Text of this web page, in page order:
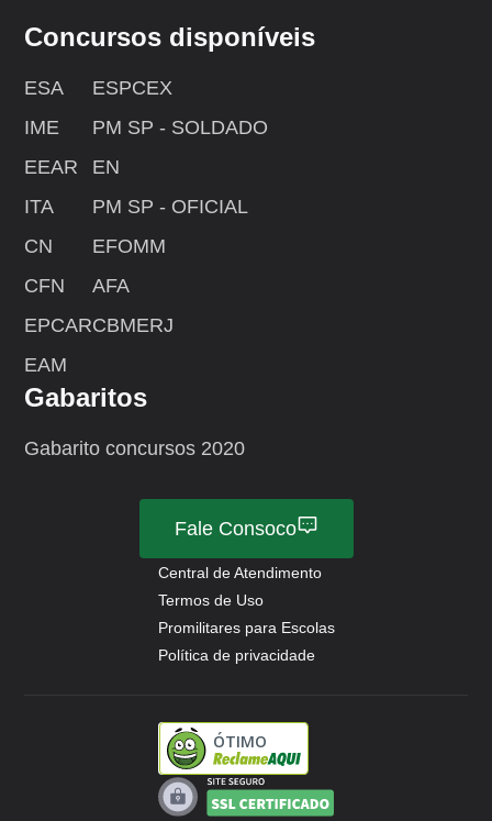
Concursos disponíveis
ESA
IME
EEAR
ITA
CN
CFN
EPCAR
EAM
ESPCEX
PM SP - SOLDADO
EN
PM SP - OFICIAL
EFOMM
AFA
CBMERJ
Gabaritos
Gabarito concursos 2020
Central de Atendimento
Termos de Uso
Promilitares para Escolas
Política de privacidade
Fale Consoco
ÓTIMO